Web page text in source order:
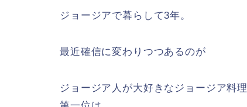
ジョージアで暮らして3年。
最近確信に変わりつつあるのが
ジョージア人が大好きなジョージア料理